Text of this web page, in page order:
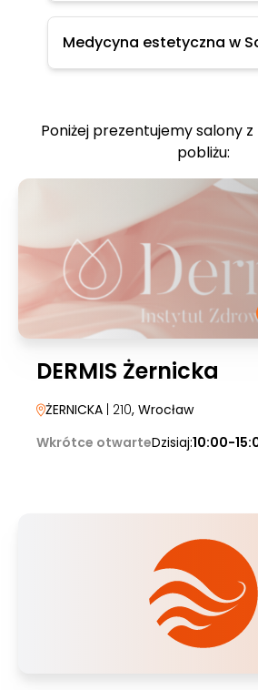
Medycyna estetyczna w
Poniżej prezentujemy salony
pobliżu:
DERMIS Żernicka
ŻERNICKA | 210, Wrocław
Wkrótce otwarteDzisiaj:10:00-